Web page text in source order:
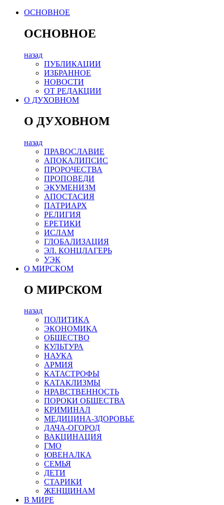
ОСНОВНОЕ
ОСНОВНОЕ
назад
ПУБЛИКАЦИИ
ИЗБРАННОЕ
НОВОСТИ
ОТ РЕДАКЦИИ
О ДУХОВНОМ
О ДУХОВНОМ
назад
ПРАВОСЛАВИЕ
АПОКАЛИПСИС
ПРОРОЧЕСТВА
ПРОПОВЕДИ
ЭКУМЕНИЗМ
АПОСТАСИЯ
ПАТРИАРХ
РЕЛИГИЯ
ЕРЕТИКИ
ИСЛАМ
ГЛОБАЛИЗАЦИЯ
ЭЛ. КОНЦЛАГЕРЬ
УЭК
О МИРСКОМ
О МИРСКОМ
назад
ПОЛИТИКА
ЭКОНОМИКА
ОБЩЕСТВО
КУЛЬТУРА
НАУКА
АРМИЯ
КАТАСТРОФЫ
КАТАКЛИЗМЫ
НРАВСТВЕННОСТЬ
ПОРОКИ ОБЩЕСТВА
КРИМИНАЛ
МЕДИЦИНА-ЗДОРОВЬЕ
ДАЧА-ОГОРОД
ВАКЦИНАЦИЯ
ГМО
ЮВЕНАЛКА
СЕМЬЯ
ДЕТИ
СТАРИКИ
ЖЕНЩИНАМ
В МИРЕ